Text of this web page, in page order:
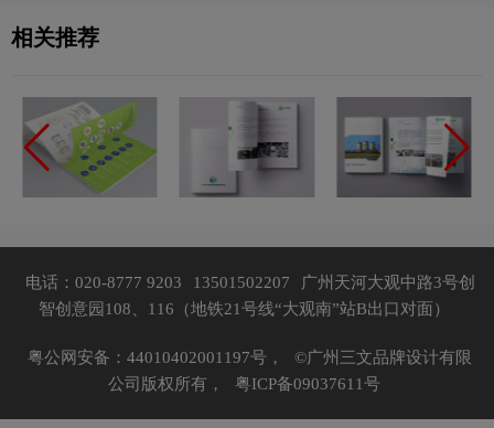
相关推荐
电话：020-8777 9203 13501502207
广州天河大观中路3号创
智创意园108、116（地铁21号线“大观南”站B出口对面）
粤公网安备：44010402001197号，
©广州三文品牌设计有限
公司版权所有，
粤ICP备09037611号